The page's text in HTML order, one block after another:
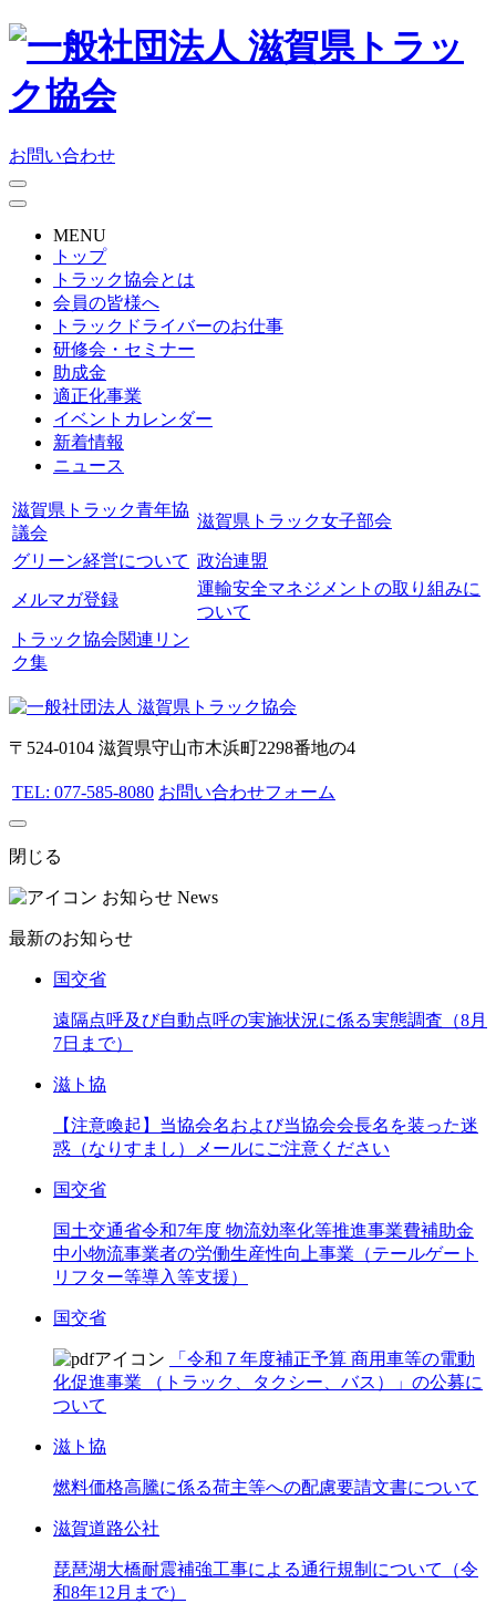
お問い合わせ
MENU
トップ
トラック協会とは
会員の皆様へ
トラックドライバーのお仕事
研修会・セミナー
助成金
適正化事業
イベントカレンダー
新着情報
ニュース
滋賀県トラック青年協
議会
滋賀県トラック女子部会
グリーン経営について 政治連盟
メルマガ登録
運輸安全マネジメントの取り組みに
ついて
トラック協会関連リン
ク集
〒524-0104 滋賀県守山市木浜町2298番地の4
TEL: 077-585-8080 お問い合わせフォーム
閉じる
お知らせ News
最新のお知らせ
国交省
遠隔点呼及び自動点呼の実施状況に係る実態調査（8月
7日まで）
滋ト協
【注意喚起】当協会名および当協会会長名を装った迷
惑（なりすまし）メールにご注意ください
国交省
国土交通省令和7年度 物流効率化等推進事業費補助金
中小物流事業者の労働生産性向上事業（テールゲート
リフター等導入等支援）
国交省
「令和７年度補正予算 商用車等の電動
化促進事業 （トラック、タクシー、バス）」の公募に
ついて
滋ト協
燃料価格高騰に係る荷主等への配慮要請文書について
滋賀道路公社
琵琶湖大橋耐震補強工事による通行規制について（令
和8年12月まで）